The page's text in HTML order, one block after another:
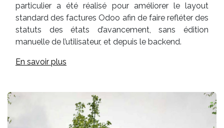
particulier a été réalisé pour améliorer le layout
standard des factures Odoo afin de faire refléter des
statuts des états d’avancement, sans édition
manuelle de l’utilisateur, et depuis le backend.
En savoir plus